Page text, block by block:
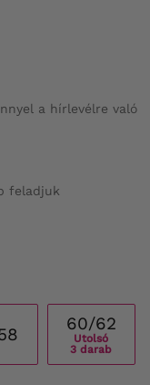
a hírlevélre való
feladjuk
60/62
Utolsó
3 darab